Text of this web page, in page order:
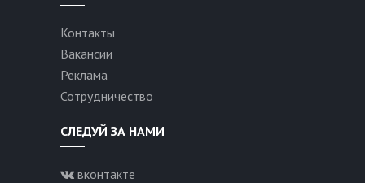
Контакты
Вакансии
Реклама
Сотрудничество
СЛЕДУЙ ЗА НАМИ
вконтакте